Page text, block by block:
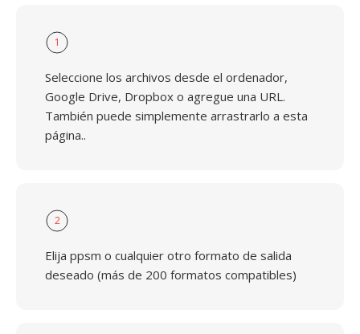
1
Seleccione los archivos desde el ordenador,
Google Drive, Dropbox o agregue una URL.
También puede simplemente arrastrarlo a esta
página..
2
Elija ppsm o cualquier otro formato de salida
deseado (más de 200 formatos compatibles)